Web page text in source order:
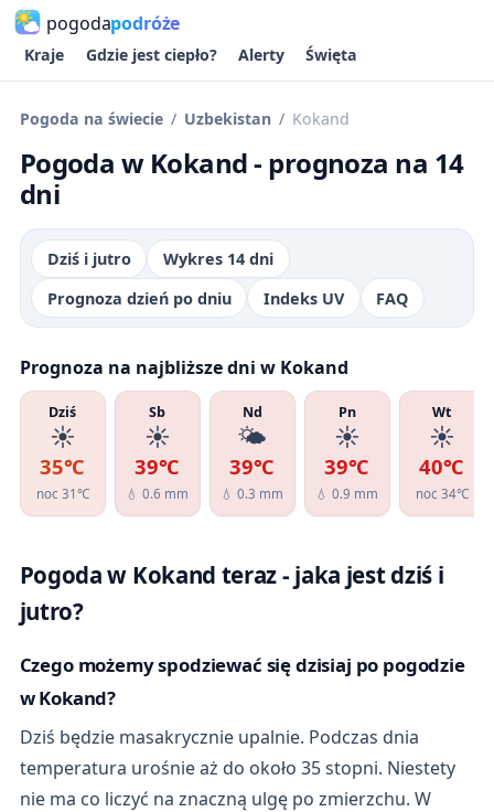
pogodapodróże
Kraje Gdzie jest ciepło? Alerty Święta
Pogoda na świecie Uzbekistan Kokand
Pogoda w Kokand - prognoza na 14
dni
Dziś i jutro
Wykres 14 dni
Prognoza dzień po dniu
Indeks UV FAQ
Prognoza na najbliższe dni w Kokand
Dziś
☀️
35℃
noc 31℃
Sb
☀️
39℃
💧 0.6 mm
Nd
🌤️
39℃
💧 0.3 mm
Pn
☀️
39℃
💧 0.9 mm
Wt
☀️
40℃
noc 34℃
Pogoda w Kokand teraz - jaka jest dziś i
jutro?
Czego możemy spodziewać się dzisiaj po pogodzie
w Kokand?
Dziś będzie masakrycznie upalnie. Podczas dnia
temperatura urośnie aż do około 35 stopni. Niestety
nie ma co liczyć na znaczną ulgę po zmierzchu. W